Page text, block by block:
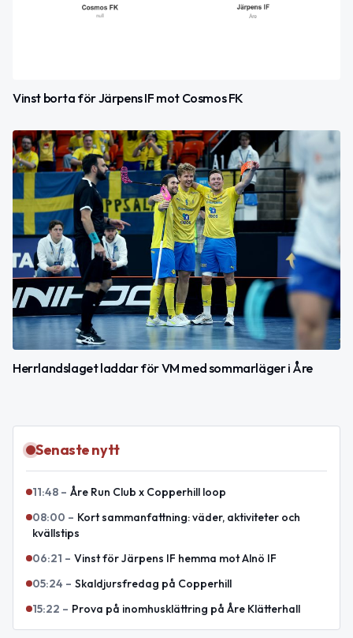
Vinst borta för Järpens IF mot Cosmos FK
Herrlandslaget laddar för VM med sommarläger i Åre
Senaste nytt
11:48 – Åre Run Club x Copperhill loop
08:00 – Kort sammanfattning: väder, aktiviteter och
kvällstips
06:21 – Vinst för Järpens IF hemma mot Alnö IF
05:24 – Skaldjursfredag på Copperhill
15:22 – Prova på inomhusklättring på Åre Klätterhall